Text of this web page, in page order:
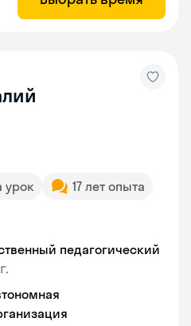
урок
17 лет опыта
педагогический